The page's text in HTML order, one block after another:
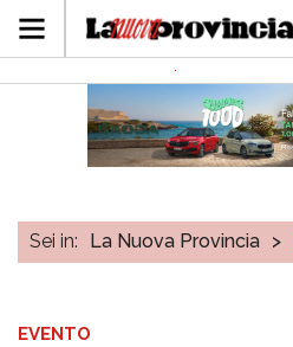
Sei in: La Nuova Provincia >
EVENTO